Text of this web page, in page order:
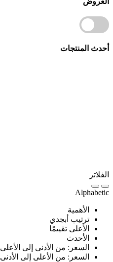
أحدث المنتجات
الفلاتر
Alphabetic
الأهمية
ترتيب أبجدي
الأعلى تقييمًا
الأحدث
السعر: من الأدنى إلى الأعلى
السعر: من الأعلى إلى الأدنى